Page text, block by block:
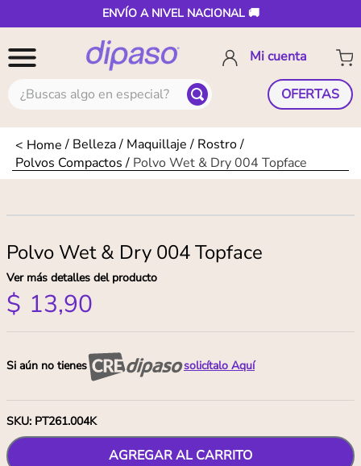
ENVÍO A NIVEL NACIONAL 🚚
¿Buscas algo en especial? OFERTAS
Belleza Maquillaje
Rostro
Polvos Compactos
Polvo Wet & Dry 004 Topface
Polvo Wet & Dry 004 Topface
Ver más detalles del producto
$ 13,90
Si aún no tienes solicítalo Aquí
SKU: PT261.004K
AGREGAR AL CARRITO